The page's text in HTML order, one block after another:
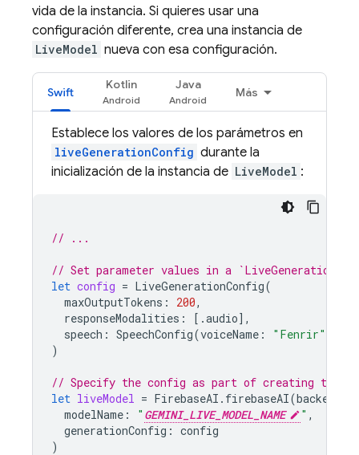
vida de la instancia. Si quieres usar una
configuración diferente, crea una instancia de
LiveModel nueva con esa configuración.
Swift
Kotlin Java
Más
Establece los valores de los parámetros en
liveGenerationConfig durante la
inicialización de la instancia de LiveModel :
// ...
// Set parameter values in a
let config = LiveGenerationConfig(
maxOutputTokens : 200,
responseModalities : [.audio],
speech : SpeechConfig(voiceName : "Fenrir"
)
// Specify the config as part of creating the
let liveModel = FirebaseAI . firebaseAI(backend
modelName : " GEMINI_LIVE_MODEL_NAME " ,
generationConfig : config
)